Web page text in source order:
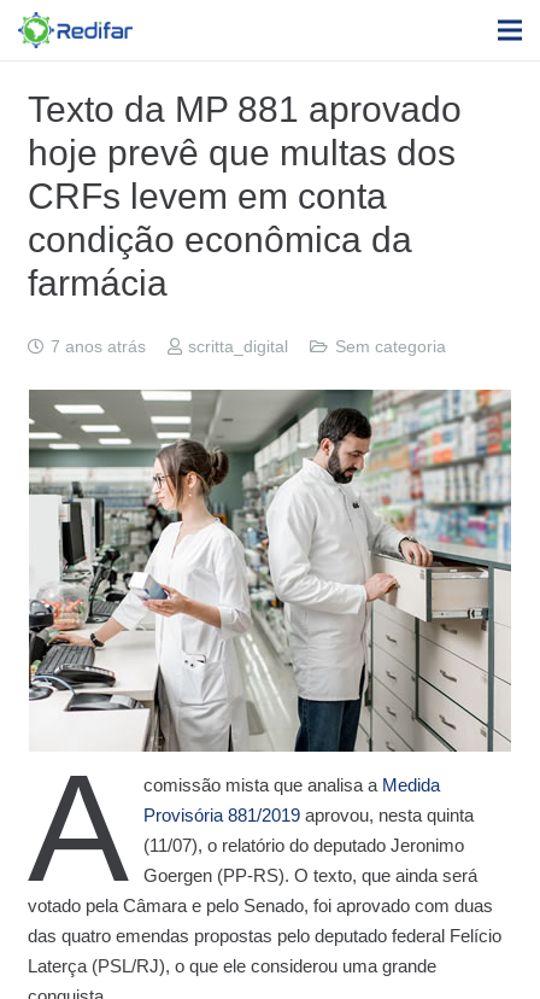
Texto da MP 881 aprovado
hoje prevê que multas dos
CRFs levem em conta
condição econômica da
farmácia
7 anos atrás scritta_digital Sem categoria
A comissão mista que analisa a Medida
Provisória 881/2019 aprovou, nesta quinta
(11/07), o relatório do deputado Jeronimo
Goergen (PP-RS). O texto, que ainda será
votado pela Câmara e pelo Senado, foi aprovado com duas
das quatro emendas propostas pelo deputado federal Felício
Laterça (PSL/RJ), o que ele considerou uma grande